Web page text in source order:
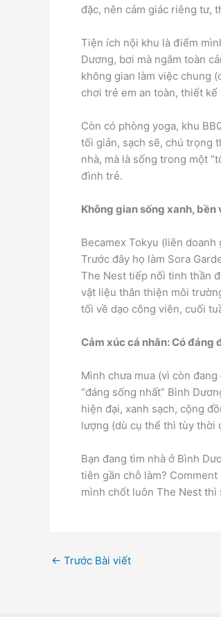
đặc, nên cảm giác riêng tư,
Tiện ích nội khu là điểm
Dương, bơi mà ngắm toàn
không gian làm việc chung
chơi trẻ em an toàn, thiết
Còn có phòng yoga, khu
tối giản, sạch sẽ, chú trọng
nhà, mà là sống trong một
đình trẻ.
Không gian sống xanh,
Becamex Tokyu (liên doanh
Trước đây họ làm Sora
The Nest tiếp nối tinh thần
vật liệu thân thiện môi
tối về dạo công viên, cuối
Cảm xúc cá nhân: Có đáng
Mình chưa mua (vì còn
“đáng sống nhất” Bình
hiện đại, xanh sạch, cộng
lượng (dù cụ thể thì tùy thời
Bạn đang tìm nhà ở Bình
tiên gần chỗ làm?
mình chốt luôn The Nest thì
← Trước Bài viết